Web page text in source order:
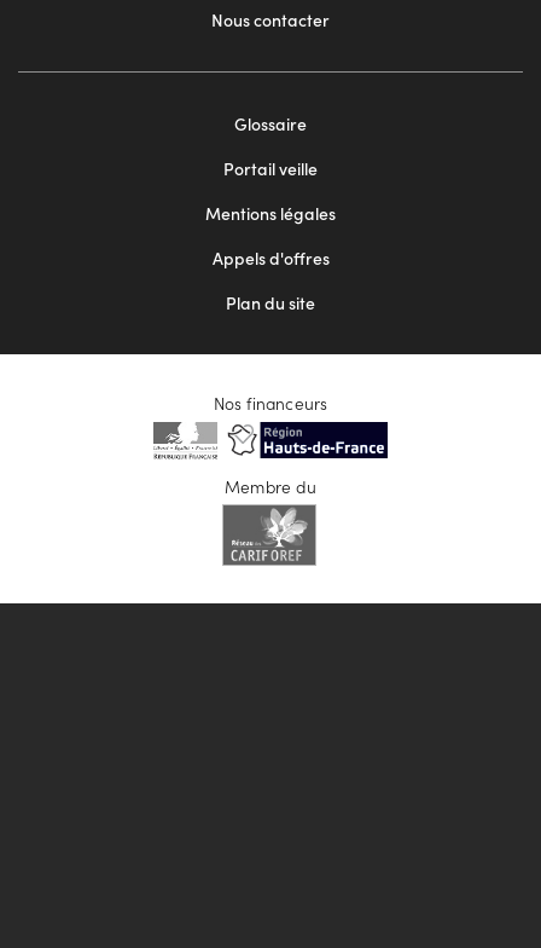
Nous contacter
Glossaire
Portail veille
Mentions légales
Appels d'offres
Plan du site
Nos financeurs
Membre du